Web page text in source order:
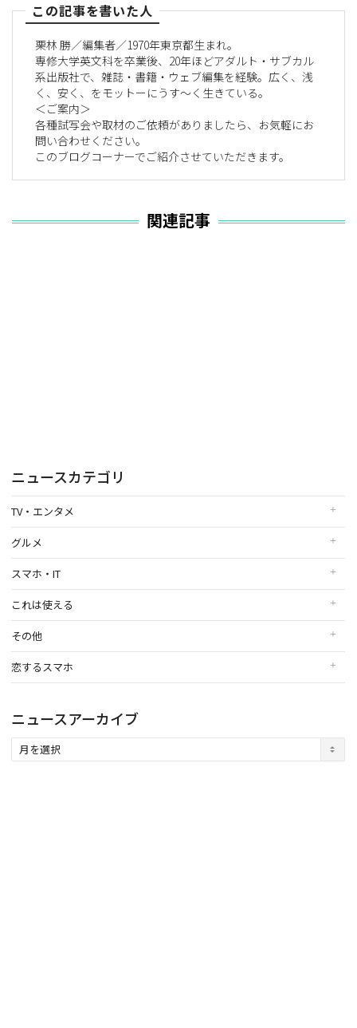
この記事を書いた人
栗林 勝／編集者／1970年東京都生まれ。
専修大学英文科を卒業後、20年ほどアダルト・サブカル
系出版社で、雑誌・書籍・ウェブ編集を経験。広く、浅
く、安く、をモットーにうす〜く生きている。
＜ご案内＞
各種試写会や取材のご依頼がありましたら、お気軽にお
問い合わせください。
このブログコーナーでご紹介させていただきます。
関連記事
ニュースカテゴリ
TV・エンタメ
グルメ
スマホ・IT
これは使える
その他
恋するスマホ
ニュースアーカイブ
ュ